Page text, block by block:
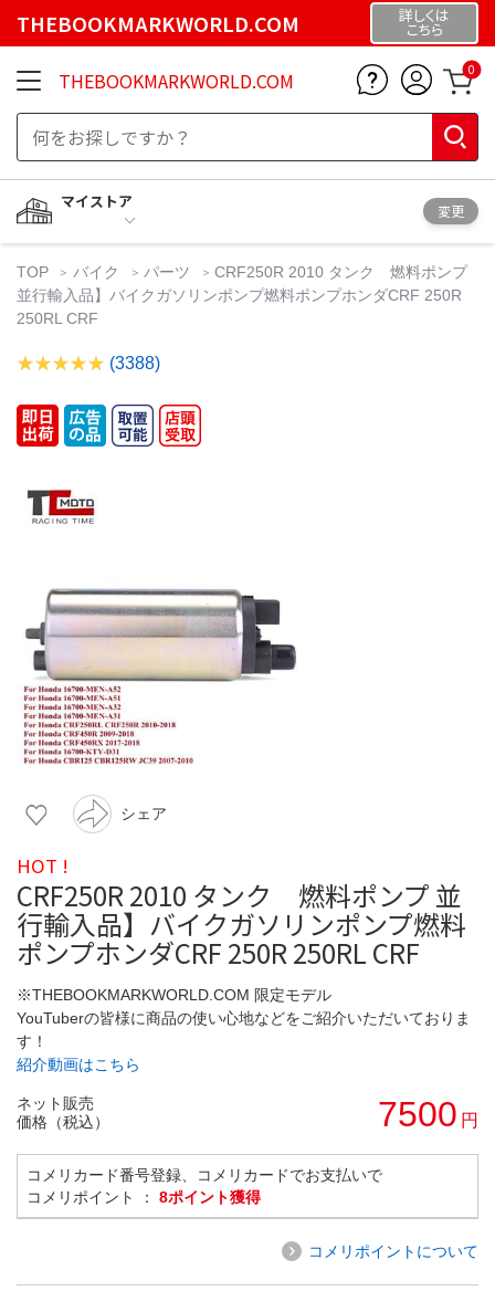
THEBOOKMARKWORLD.COM 詳しくは
こちら
THEBOOKMARKWORLD.COM 0
マイストア
変更
TOP バイク パーツ
CRF250R 2010 タンク 燃料ポンプ
並行輸入品】バイクガソリンポンプ燃料ポンプホンダCRF 250R
250RL CRF
(3388)
シェア
HOT !
CRF250R 2010 タンク 燃料ポンプ 並
行輸入品】バイクガソリンポンプ燃料
ポンプホンダCRF 250R 250RL CRF
※THEBOOKMARKWORLD.COM 限定モデル
YouTuberの皆様に商品の使い心地などをご紹介いただいておりま
す！
紹介動画はこちら
ネット販売
価格（税込）
7500 円
コメリカード番号登録、コメリカードでお支払いで
コメリポイント ： 8ポイント獲得
コメリポイントについて